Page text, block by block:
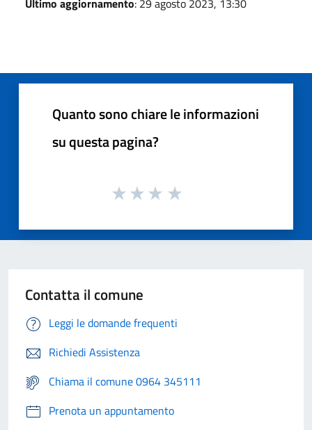
Quanto sono chiare le informazioni
su questa pagina?
Contatta il comune
Leggi le domande frequenti
Richiedi Assistenza
Chiama il comune 0964 345111
Prenota un appuntamento